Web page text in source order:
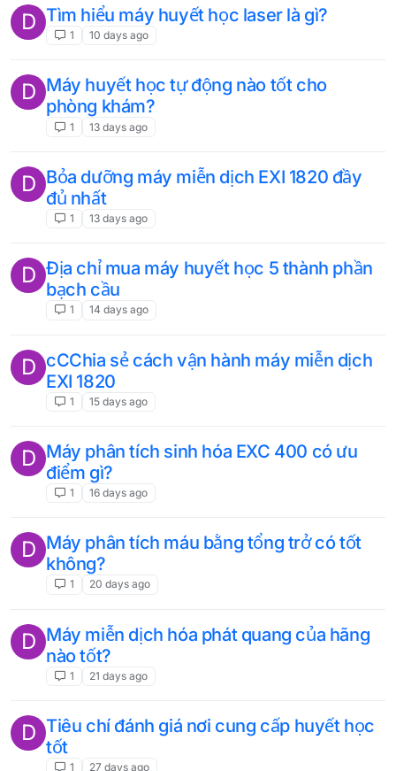
D Tìm hiểu máy huyết học laser là gì?
1 10 days ago
D Máy huyết học tự động nào tốt cho
phòng khám?
1 13 days ago
D Bỏa dưỡng máy miễn dịch EXI 1820 đầy
đủ nhất
1 13 days ago
D Địa chỉ mua máy huyết học 5 thành phần
bạch cầu
1 14 days ago
D cCChia sẻ cách vận hành máy miễn dịch
EXI 1820
1 15 days ago
D Máy phân tích sinh hóa EXC 400 có ưu
điểm gì?
1 16 days ago
D Máy phân tích máu bằng tổng trở có tốt
không?
1 20 days ago
D Máy miễn dịch hóa phát quang của hãng
nào tốt?
1 21 days ago
D Tiêu chí đánh giá nơi cung cấp huyết học
tốt
1 27 days ago